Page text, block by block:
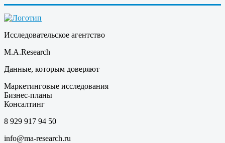
Исследовательское агентство
M.A.Research
Данные, которым доверяют
Маркетинговые исследования
Бизнес-планы
Консалтинг
8 929 917 94 50
info@ma-research.ru